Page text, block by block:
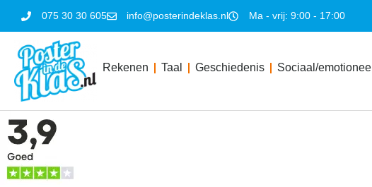
075 30 30 605 info@posterindeklas.nl Ma - vrij: 9:00 - 17:00
Rekenen Taal Geschiedenis Sociaal/emotioneel